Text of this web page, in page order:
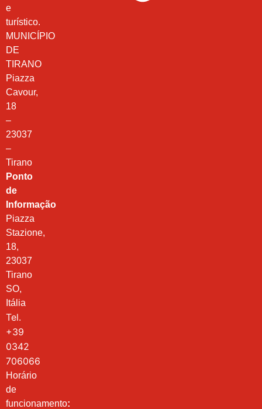
e
turístico.
MUNICÍPIO
DE
TIRANO
Piazza
Cavour,
18
–
23037
–
Tirano
Ponto
de
Informação
Piazza
Stazione,
18,
23037
Tirano
SO,
Itália
Tel.
+39
0342
706066
Horário
de
funcionamento: